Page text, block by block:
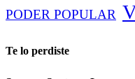
PODER POPULAR
Te lo perdiste